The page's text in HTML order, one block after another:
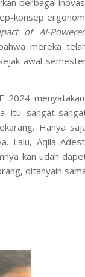
konsep
of AI-
mereka
awal
2024
itu sangat-
Hanya
Lalu, Aqila
kan udah
ditanyain